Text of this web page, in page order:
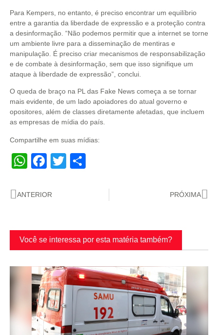
Para Kempers, no entanto, é preciso encontrar um equilíbrio
entre a garantia da liberdade de expressão e a proteção contra
a desinformação. “Não podemos permitir que a internet se torne
um ambiente livre para a disseminação de mentiras e
manipulação. É preciso criar mecanismos de responsabilização
e de combate à desinformação, sem que isso signifique um
ataque à liberdade de expressão”, conclui.
O queda de braço na PL das Fake News começa a se tornar
mais evidente, de um lado apoiadores do atual governo e
opositores, além de classes diretamente afetadas, que incluem
as empresas de mídia do país.
Compartilhe em suas mídias:
WhatsApp
Facebook
Twitter
ANTERIOR PRÓXIMA
Você se interessa por esta matéria também?